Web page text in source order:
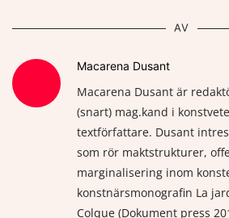
AV
Macarena Dusant
Macarena Dusant är
(snart) mag.kand i
textförfattare. Dusant
som rör maktstrukturer,
marginalisering inom
konstnärsmonografin La
Colque (Dokument press